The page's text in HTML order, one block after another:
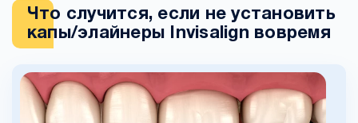
Что случится, если не установить
капы/элайнеры Invisalign вовремя